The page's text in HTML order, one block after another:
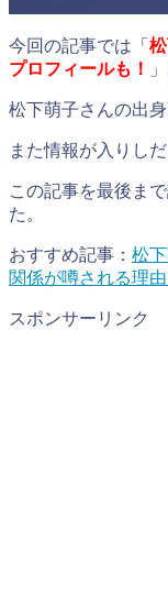
今回の記事では「
プロフィールも！
松下萌子さんの出
また情報が入りし
この記事を最後ま
た。
おすすめ記事： 松
関係が噂される理由
スポンサーリンク